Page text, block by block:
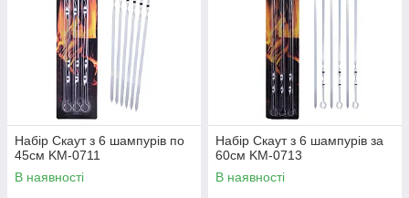
Набір Скаут з 6 шампурів по
45см KM-0711
В наявності
Набір Скаут з 6 шампурів за
60см KM-0713
В наявності